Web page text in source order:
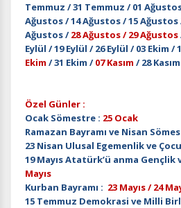
Temmuz / 31 Temmuz / 01
Ağustos / 14 Ağustos / 15 Ağustos
Ağustos /28 Ağustos / 29 Ağustos
Eylül / 19 Eylül / 26 Eylül / 03 Ekim /
Ekim / 31 Ekim /07 Kasım / 28
Özel Günler :
Ocak Sömestre : 25 Ocak
Ramazan Bayramı ve Nisan
23 Nisan Ulusal Egemenlik ve
19 Mayıs Atatürk’ü anma Gençlik
Mayıs
Kurban Bayramı : 23 Mayıs / 24
15 Temmuz Demokrasi ve Milli